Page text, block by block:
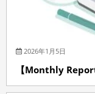
2026年1月5日
【Monthly